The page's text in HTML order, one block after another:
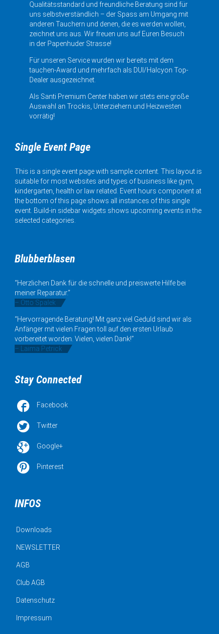
Qualitätsstandard und freundliche Beratung sind für
uns selbstverständlich – der Spass am Umgang mit
anderen Tauchern und denen, die es werden wollen,
zeichnet uns aus. Wir freuen uns auf Euren Besuch
in der Papenhuder Strasse!
Für unseren Service wurden wir bereits mit dem
tauchen-Award und mehrfach als DUI/Halcyon Top-
Dealer ausgezeichnet.
Als Santi Premium Center haben wir stets eine große
Auswahl an Trockis, Unterziehern und Heizwesten
vorrätig!
Single Event Page
This is a single event page with sample content. This layout is
suitable for most websites and types of business like gym,
kindergarten, health or law related. Event hours component at
the bottom of this page shows all instances of this single
event. Build-in sidebar widgets shows upcoming events in the
selected categories.
Blubberblasen
“Herzlichen Dank für die schnelle und preiswerte Hilfe bei
meiner Reparatur.”
– Otto Spalek
“Hervorragende Beratung! Mit ganz viel Geduld sind wir als
Anfänger mit vielen Fragen toll auf den ersten Urlaub
vorbereitet worden. Vielen, vielen Dank!”
– Laima Petrick
Stay Connected
 Facebook
 Twitter
 Google+
 Pinterest
INFOS
Downloads
NEWSLETTER
AGB
Club AGB
Datenschutz
Impressum